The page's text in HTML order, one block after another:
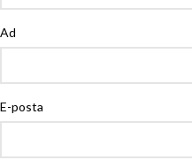
Ad
E-posta